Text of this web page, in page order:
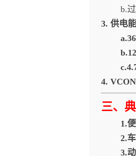
b.
3. 供电
4.
三、
1.
2.
3.